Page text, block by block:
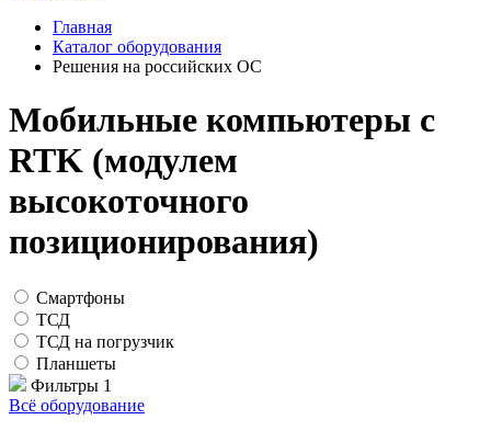
Главная
Каталог оборудования
Решения на российских ОС
Мобильные компьютеры с
RTK (модулем
высокоточного
позиционирования)
Смартфоны
ТСД
ТСД на погрузчик
Планшеты
Фильтры 1
Всё оборудование